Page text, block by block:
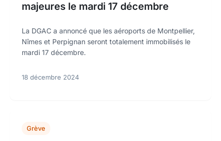
majeures le mardi 17 décembre
La DGAC a annoncé que les aéroports de Montpellier,
Nîmes et Perpignan seront totalement immobilisés le
mardi 17 décembre.
18 décembre 2024
Grève